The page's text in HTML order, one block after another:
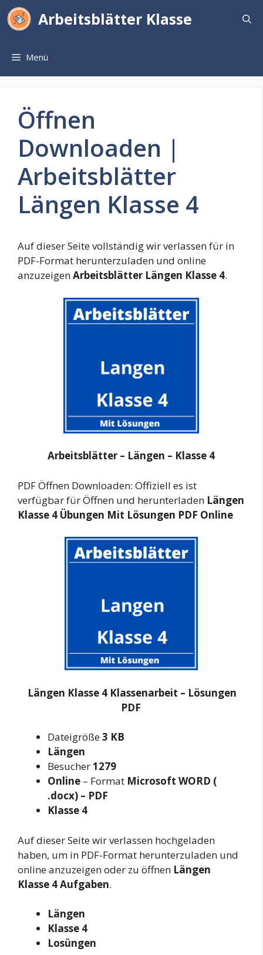
Zum
Inhalt
Arbeitsblätter Klasse
Menü
Öffnen
Downloaden |
Arbeitsblätter
Längen Klasse 4
Auf dieser Seite vollständig wir verlassen für in
PDF-Format herunterzuladen und online
anzuzeigenArbeitsblätter Längen Klasse 4.
Arbeitsblätter – Längen – Klasse 4
PDF Öffnen Downloaden: Offiziell es ist
verfügbar für Öffnen und herunterladen Längen
Klasse 4 Übungen Mit Lösungen PDF Online
Längen Klasse 4 Klassenarbeit – Lösungen
PDF
Dateigröße3 KB
Längen
Besucher1279
Online – Format Microsoft WORD (
.docx) – PDF
Klasse 4
Auf dieser Seite wir verlassen hochgeladen
haben, um in PDF-Format herunterzuladen und
online anzuzeigen oder zu öffnen Längen
Klasse 4 Aufgaben.
Längen
Klasse 4
Losüngen